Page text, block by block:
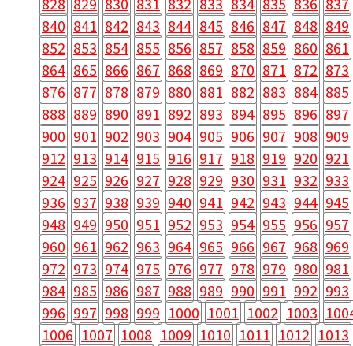
840 841 842 843 844 845 846 847 848 849
852 853 854 855 856 857 858 859 860 861
864 865 866 867 868 869 870 871 872 873
876 877 878 879 880 881 882 883 884 885
888 889 890 891 892 893 894 895 896 897
900 901 902 903 904 905 906 907 908 909
912 913 914 915 916 917 918 919 920 921
924 925 926 927 928 929 930 931 932 933
936 937 938 939 940 941 942 943 944 945
948 949 950 951 952 953 954 955 956 957
960 961 962 963 964 965 966 967 968 969
972 973 974 975 976 977 978 979 980 981
984 985 986 987 988 989 990 991 992 993
996 997 998 999 1000 1001 1002 1003
1006 1007 1008 1009 1010 1011 1012 1013